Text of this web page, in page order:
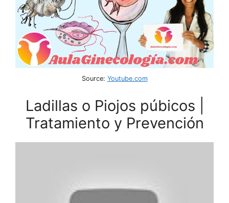
Source: Youtube.com
Ladillas o Piojos púbicos |
Tratamiento y Prevención